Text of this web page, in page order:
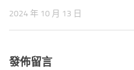
2024 年 10 月 13 日
發佈留言